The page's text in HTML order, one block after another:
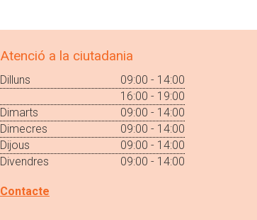
Atenció a la ciutadania
Dilluns
09:00 - 14:00
16:00 - 19:00
Dimarts
09:00 - 14:00
Dimecres
09:00 - 14:00
Dijous
09:00 - 14:00
Divendres
09:00 - 14:00
Contacte